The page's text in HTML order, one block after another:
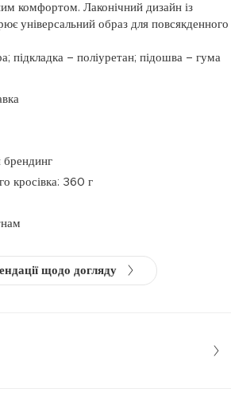
комфортом. Лаконічний дизайн із
універсальний образ для повсякденного
підкладка – поліуретан; підошва – гума
брендинг
кросівка: 360 г
щодо догляду